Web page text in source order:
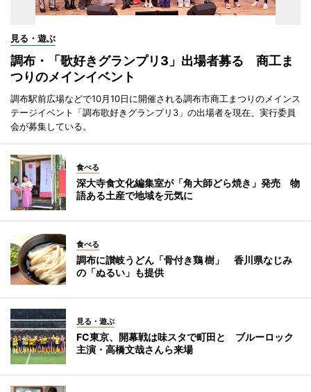
見る・遊ぶ
調布・「歌好きグランプリ3」出場者募る 商工ま
つりのメインイベント
調布駅前広場などで10月10日に開催される調布市商工まつりのメインス
テージイベント「調布歌好きグランプリ3」の出場者を現在、実行委員
会が募集している。
食べる
深大寺食文化編集室が「角大師どら焼き」発売 物
語ある土産で地域を元気に
食べる
調布に讃岐うどん「骨付き鶏 樹」 香川県なじみ
の「ぬるい」も提供
見る・遊ぶ
FC東京、開幕戦は味スタで町田と ブルーロック
主演・高橋文哉さんら来場